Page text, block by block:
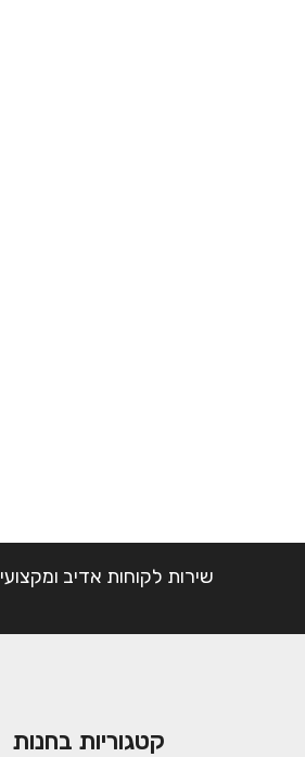
שירות לקוחות אדיב ומקצועי
קטגוריות בחנות